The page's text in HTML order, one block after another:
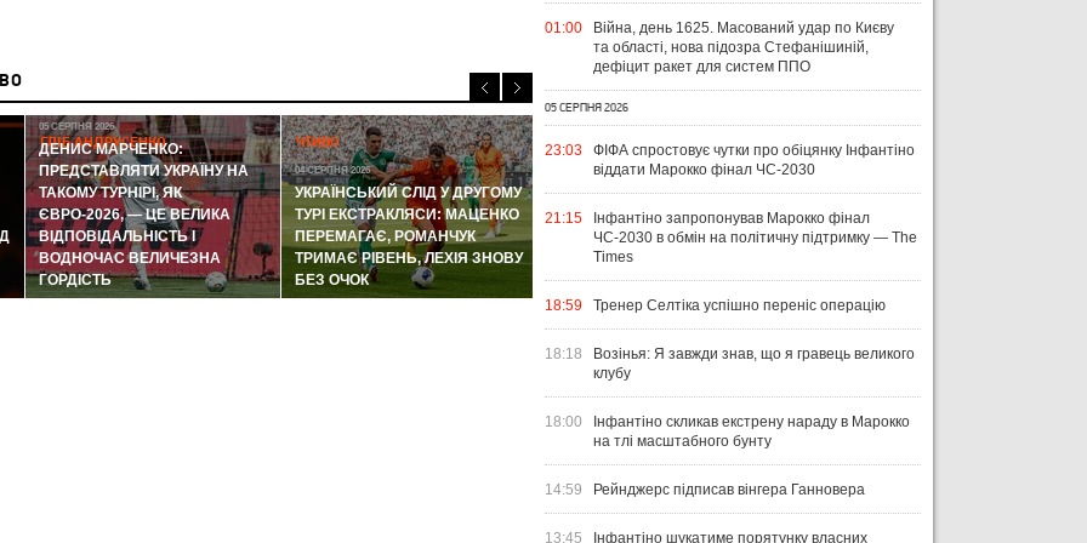
ГЛІБ АНДРУСЕНКО
05 СЕРПНЯ 2026
ДЕНИС МАРЧЕНКО:
ПРЕДСТАВЛЯТИ УКРАЇНУ НА
ТАКОМУ ТУРНІРІ, ЯК
ЄВРО-2026, — ЦЕ ВЕЛИКА
ВІДПОВІДАЛЬНІСТЬ І
ВОДНОЧАС ВЕЛИЧЕЗНА
ГОРДІСТЬ
ЧТИВО
04 СЕРПНЯ 2026
УКРАЇНСЬКИЙ СЛІД У ДРУГОМУ
ТУРІ ЕКСТРАКЛЯСИ: МАЦЕНКО
ПЕРЕМАГАЄ, РОМАНЧУК
ТРИМАЄ РІВЕНЬ, ЛЕХІЯ ЗНОВУ
БЕЗ ОЧОК
УКРАЇНА
31 ЛИПНЯ 2026
УПЛ-2026/27. ПРЕДСТАВЛЕННЯ
КОМАНД
ЛІГА ЄВРОПИ
31 ЛИПНЯ 2026
ВІСІМ МАТЧІВ — НУЛЬ
ПЕРЕМОГ: ЯК ДИНАМО, ЛНЗ ТА
СТАРТІ ЄВРОКУБКІВ
01:00
Війна, день 1625. Масований удар по Києву
та області, нова підозра Стефанішиній,
дефіцит ракет для систем ППО
05 СЕРПНЯ 2026
23:03
ФІФА спростовує чутки про обіцянку Інфантіно
віддати Марокко фінал ЧС-2030
21:15
Інфантіно запропонував Марокко фінал
ЧС-2030 в обмін на політичну підтримку — The
Times
18:59 Тренер Селтіка успішно переніс операцію
18:18
Возінья: Я завжди знав, що я гравець великого
клубу
18:00
Інфантіно скликав екстрену нараду в Марокко
на тлі масштабного бунту
14:59 Рейнджерс підписав вінгера Ганновера
13:45
Інфантіно шукатиме порятунку власних